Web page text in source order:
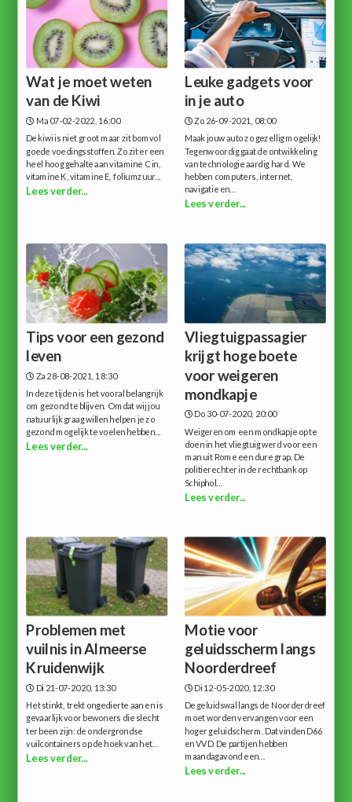
Wat je moet weten
van de Kiwi
Ma 07-02-2022, 16:00
De kiwi is niet groot maar zit bomvol
goede voedingsstoffen. Zo zit er een
heel hoog gehalte aan vitamine C in,
vitamine K, vitamine E, foliumzuur...
Lees verder...
Leuke gadgets voor
in je auto
Zo 26-09-2021, 08:00
Maak jouw auto zo gezellig mogelijk!
Tegenwoordig gaat de ontwikkeling
van technologie aardig hard. We
hebben computers, internet,
navigatie en...
Lees verder...
Tips voor een gezond
leven
Za 28-08-2021, 18:30
In deze tijden is het vooral belangrijk
om gezond te blijven. Omdat wij jou
natuurlijk graag willen helpen je zo
gezond mogelijk te voelen hebben...
Lees verder...
Vliegtuigpassagier
krijgt hoge boete
voor weigeren
mondkapje
Do 30-07-2020, 20:00
Weigeren om een mondkapje op te
doen in het vliegtuig werd voor een
man uit Rome een dure grap. De
politierechter in de rechtbank op
Schiphol...
Lees verder...
Problemen met
vuilnis in Almeerse
Kruidenwijk
Di 21-07-2020, 13:30
Het stinkt, trekt ongedierte aan en is
gevaarlijk voor bewoners die slecht
ter been zijn: de ondergrondse
vuilcontainers op de hoek van het...
Lees verder...
Motie voor
geluidsscherm langs
Noorderdreef
Di 12-05-2020, 12:30
De geluidswal langs de Noorderdreef
moet worden vervangen voor een
hoger geluidscherm. Dat vinden D66
en VVD. De partijen hebben
maandagavond een...
Lees verder...